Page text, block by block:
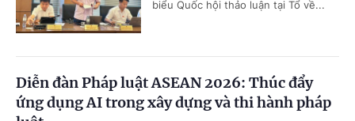
biểu Quốc hội thảo luận tại Tổ về...
Diễn đàn Pháp luật ASEAN 2026: Thúc đẩy
ứng dụng AI trong xây dựng và thi hành pháp